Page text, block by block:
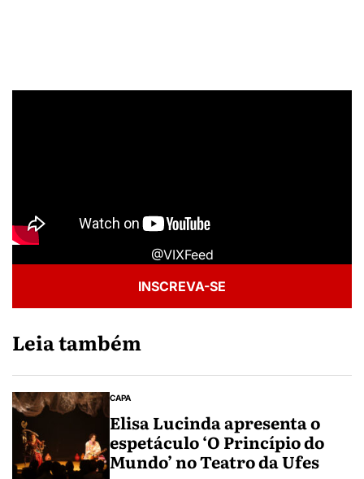
@VIXFeed
INSCREVA-SE
Leia também
CAPA
Elisa Lucinda apresenta o
espetáculo ‘O Princípio do
Mundo’ no Teatro da Ufes